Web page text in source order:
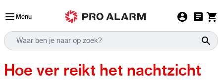
Menu
Hoe ver reikt het nachtzicht